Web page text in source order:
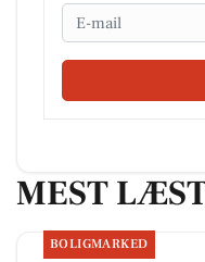
Email
MEST
BOLIGMARKED